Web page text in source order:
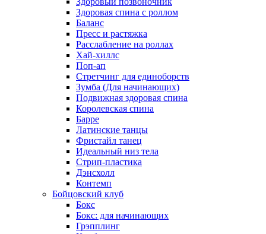
Здоровая спина с роллом
Баланс
Пресс и растяжка
Расслабление на роллах
Хай-хиллс
Поп-ап
Стретчинг для единоборств
Зумба (Для начинающих)
Подвижная здоровая спина
Королевская спина
Барре
Латинские танцы
Фристайл танец
Идеальный низ тела
Стрип-пластика
Дэнсхолл
Контемп
Бойцовский клуб
Бокс
Бокс: для начинающих
Грэпплинг